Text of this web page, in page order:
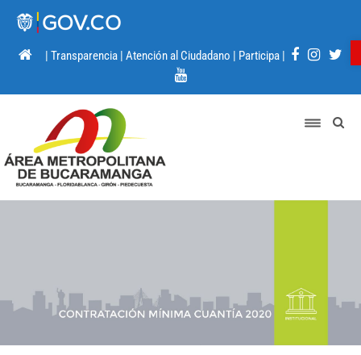
| Transparencia | Atención al Ciudadano | Participa |